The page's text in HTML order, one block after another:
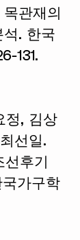
관재의
. 한국
131.
정, 김상
선일.
후기
가구학